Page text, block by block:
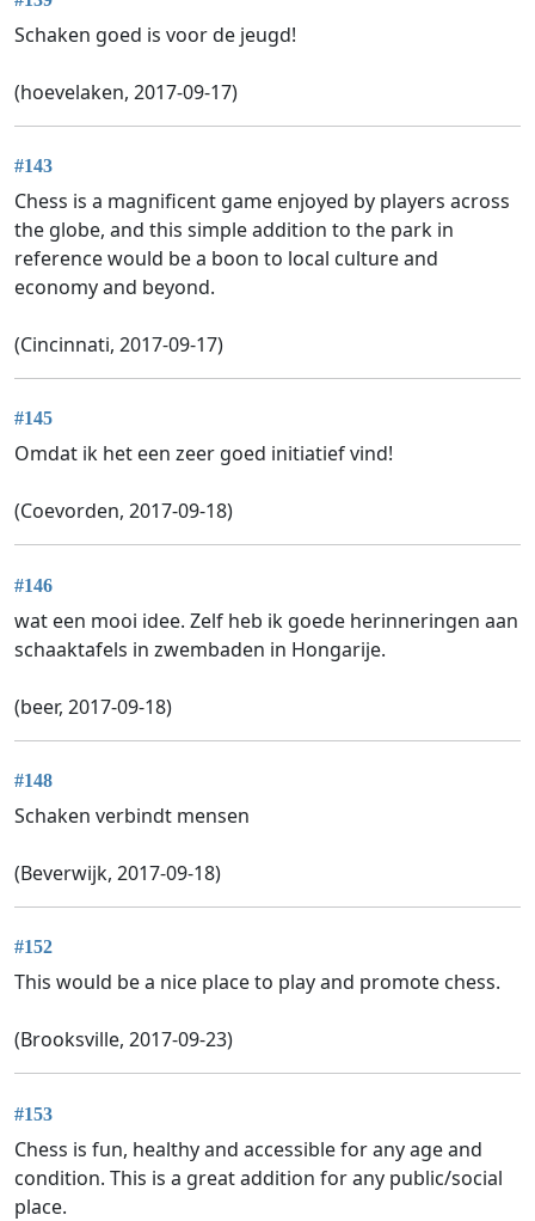
Schaken goed is voor de jeugd!
(hoevelaken, 2017-09-17)
#143
Chess is a magnificent game enjoyed by players across
the globe, and this simple addition to the park in
reference would be a boon to local culture and
economy and beyond.
(Cincinnati, 2017-09-17)
#145
Omdat ik het een zeer goed initiatief vind!
(Coevorden, 2017-09-18)
#146
wat een mooi idee. Zelf heb ik goede herinneringen aan
schaaktafels in zwembaden in Hongarije.
(beer, 2017-09-18)
#148
Schaken verbindt mensen
(Beverwijk, 2017-09-18)
#152
This would be a nice place to play and promote chess.
(Brooksville, 2017-09-23)
#153
Chess is fun, healthy and accessible for any age and
condition. This is a great addition for any public/social
place.